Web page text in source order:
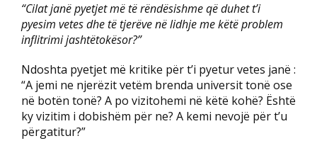
“Cilat janë pyetjet më të rëndësishme që duhet t’i
pyesim vetes dhe të tjerëve në lidhje me këtë problem
inflitrimi jashtëtokësor?”
Ndoshta pyetjet më kritike për t’i pyetur vetes janë :
“A jemi ne njerëzit vetëm brenda universit tonë ose
në botën tonë? A po vizitohemi në këtë kohë? Është
ky vizitim i dobishëm për ne? A kemi nevojë për t’u
përgatitur?”